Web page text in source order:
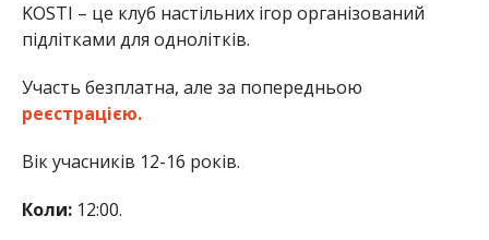
KOSTI – це клуб настільних ігор організований
підлітками для однолітків.
Участь безплатна, але за попередньою
реєстрацією.
Вік учасників 12-16 років.
Коли:12:00.